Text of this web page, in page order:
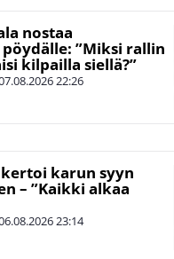
nostaa
”Miksi rallin
kilpailla siellä?”
22:26
karun syyn
– ”Kaikki alkaa
23:14